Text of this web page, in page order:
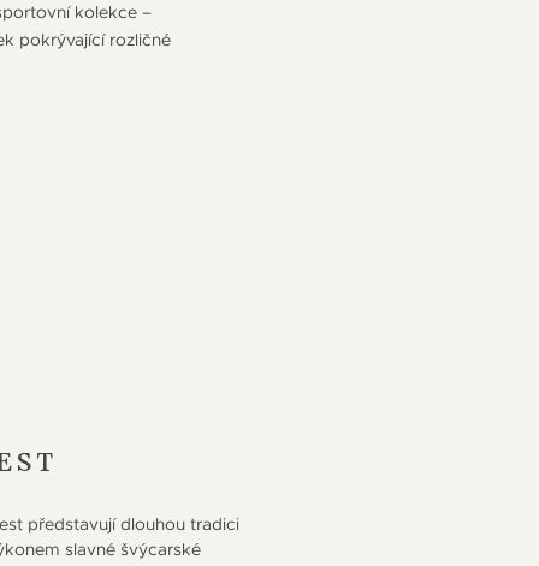
kolekce –
pokrývající rozličné
představují dlouhou tradici
slavné švýcarské